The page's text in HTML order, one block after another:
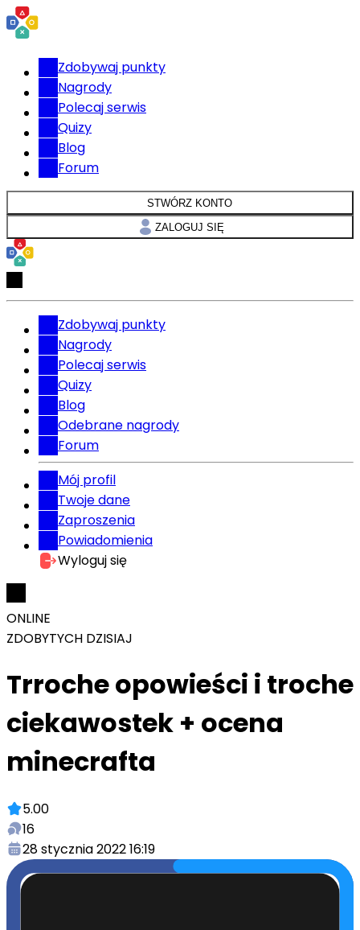
Zdobywaj punkty
Nagrody
Polecaj serwis
Quizy
Blog
Forum
STWÓRZ KONTO
ZALOGUJ SIĘ
Zdobywaj punkty
Nagrody
Polecaj serwis
Quizy
Blog
Odebrane nagrody
Forum
Mój profil
Twoje dane
Zaproszenia
Powiadomienia
Wyloguj się
ONLINE
ZDOBYTYCH DZISIAJ
Trroche opowieści i troche
ciekawostek + ocena
minecrafta
5.00
16
28 stycznia 2022 16:19